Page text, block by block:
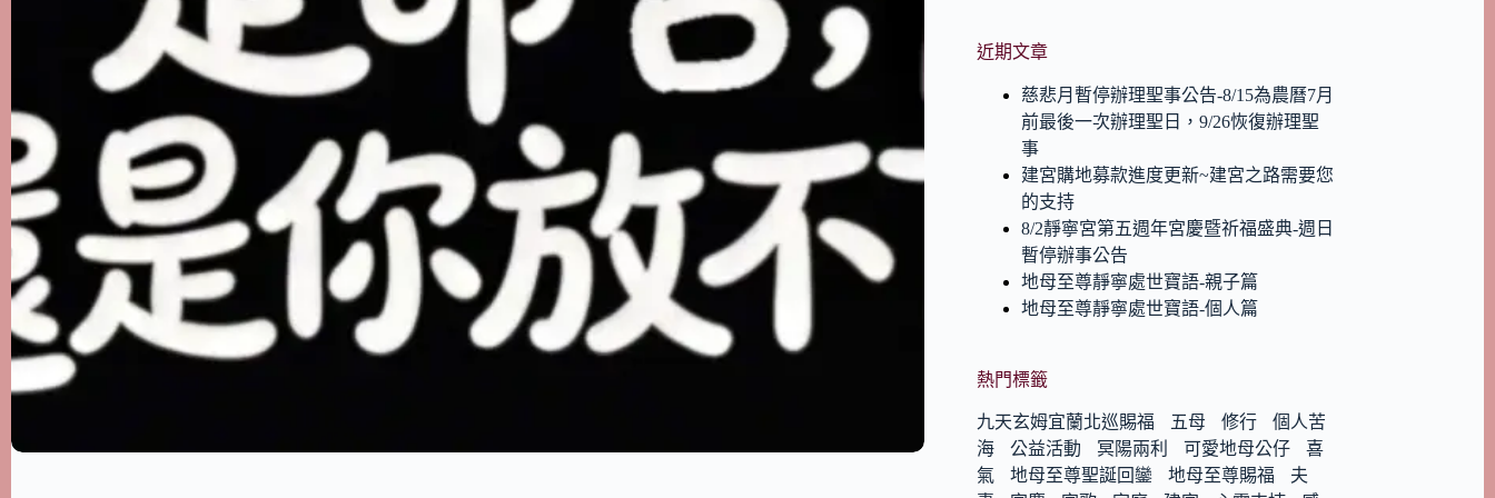
近期文章
慈悲月暫停辦理聖事公告-8/15為農曆7月
前最後一次辦理聖日，9/26恢復辦理聖
事
建宮購地募款進度更新~建宮之路需要您
的支持
8/2靜寧宮第五週年宮慶暨祈福盛典-週日
暫停辦事公告
地母至尊靜寧處世寶語-親子篇
地母至尊靜寧處世寶語-個人篇
熱門標籤
九天玄姆宜蘭北巡賜福 五母 修行
個人苦
海
公益活動 冥陽兩利 可愛地母公仔
喜
氣
地母至尊聖誕回鑾 地母至尊賜福
夫